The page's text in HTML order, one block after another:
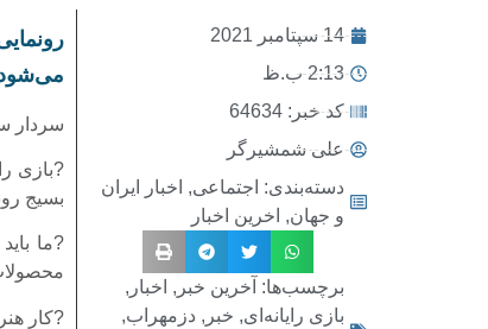
14 سپتامبر 2021
2:13 ب.ظ
کد خبر: 64634
علی شمشیرگر
دسته‌بندی: اجتماعی, اخبار ایران
و جهان, اخرین اخبار
برچسب‌ها: آخرین خبر , اخبار ,
بازی رایانه‌ای, خبر , دزمهراب,
سردار
?بازی
بسیج
?ما
?کار